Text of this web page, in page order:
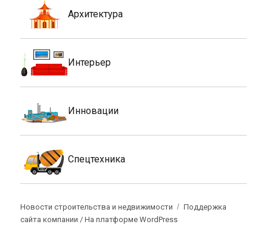
Архитектура
Интерьер
Инновации
Спецтехника
Новости строительства и недвижимости
Поддержка
сайта компании /На платформе WordPress